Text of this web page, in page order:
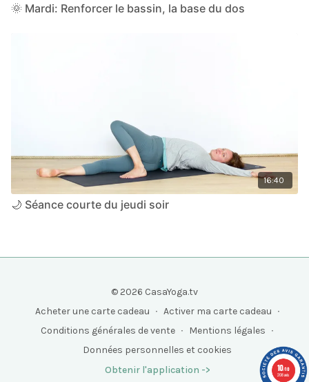
🌞 Mardi: Renforcer le bassin, la base du dos
16:40
🌙 Séance courte du jeudi soir
© 2026 CasaYoga.tv
Acheter une carte cadeau ∙ Activer ma carte cadeau ∙
Conditions générales de vente ∙ Mentions légales ∙
Données personnelles et cookies
Obtenir l'application ->
10/10
208 avis